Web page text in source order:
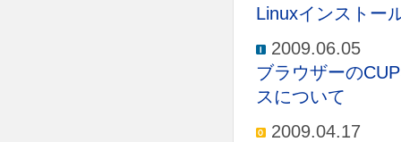
Linuxインストー
2009.06.05
ブラウザーの
スについて
2009.04.17